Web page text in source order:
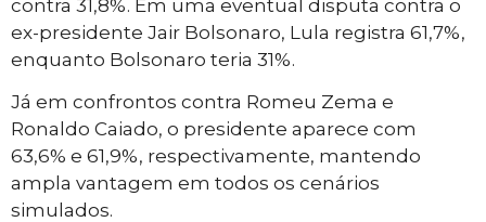
contra 31,8%. Em uma eventual disputa contra o
ex-presidente Jair Bolsonaro, Lula registra 61,7%,
enquanto Bolsonaro teria 31%.
Já em confrontos contra Romeu Zema e
Ronaldo Caiado, o presidente aparece com
63,6% e 61,9%, respectivamente, mantendo
ampla vantagem em todos os cenários
simulados.